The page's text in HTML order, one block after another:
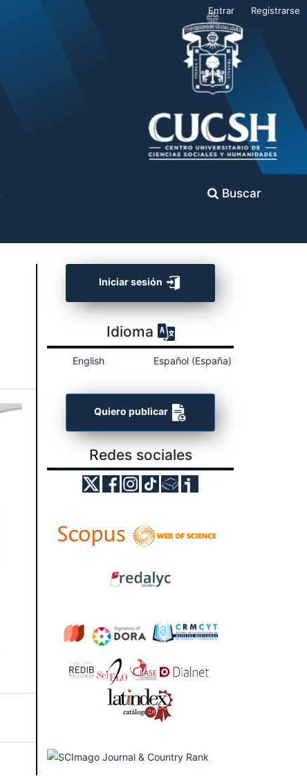
Buscar
Entrar Registrarse
Iniciar sesión
Idioma
English Español (España)
Quiero publicar
Redes sociales